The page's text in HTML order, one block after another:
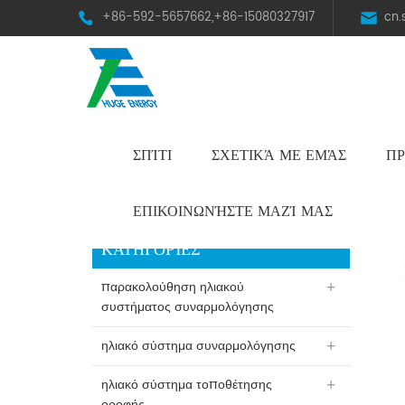
+86-592-5657662,+86-15080327917
ΣΠΊΤΙ ΣΧΕΤΙΚΆ ΜΕ ΕΜΆΣ
ΕΠΙΚΟΙΝΩΝΉΣΤΕ ΜΑΖΊ ΜΑΣ
ΚΑΤΗΓΟΡΊΕΣ
παρακολούθηση ηλιακού
συστήματος συναρμολόγησης
ηλιακό σύστημα συναρμολόγησης
ηλιακό σύστημα τοποθέτησης